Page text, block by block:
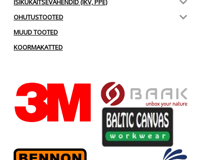
ISIKUKAITSEVAHENDID (IKV, PPE)
OHUTUSTOOTED
MUUD TOOTED
KOORMAKATTED